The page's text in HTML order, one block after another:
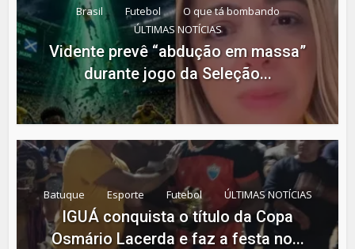
Brasil Futebol
O que tá bombando
ÚLTIMAS NOTÍCIAS
Vidente prevê “abdução em massa”
durante jogo da Seleção...
Batuque Esporte Futebol ÚLTIMAS NOTÍCIAS
IGUÁ conquista o título da Copa
Osmário Lacerda e faz a festa no...